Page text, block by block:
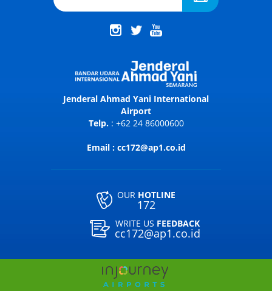
Jenderal Ahmad Yani International
Airport
Telp. : +62 24 86000600
Email : cc172@ap1.co.id
OUR HOTLINE
172
WRITE US FEEDBACK
cc172@ap1.co.id